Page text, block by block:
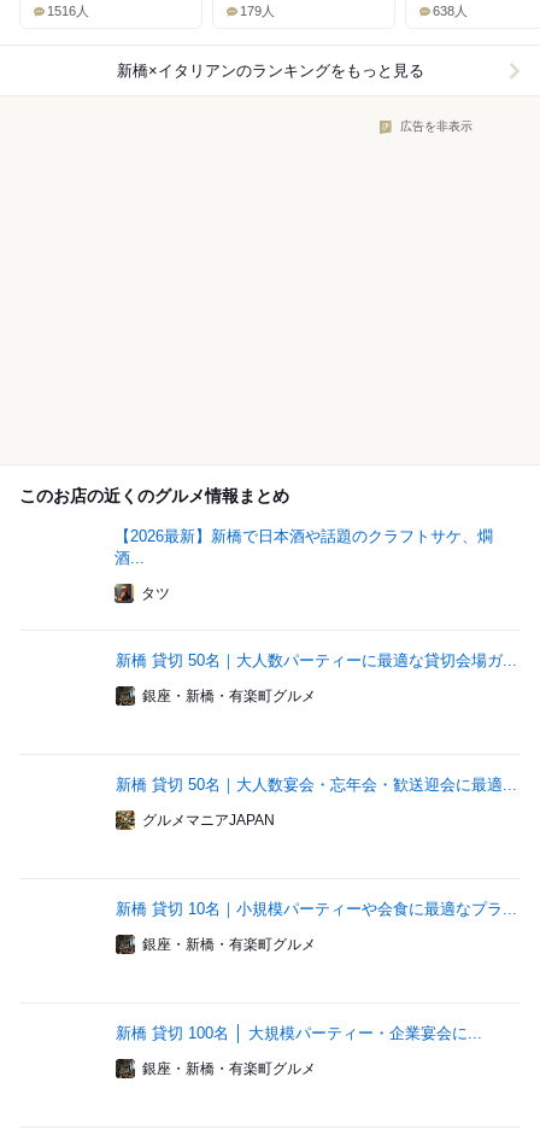
1516人 179人 638人
新橋×イタリアンのランキングをもっと見る
広告を非表示
このお店の近くのグルメ情報まとめ
【2026最新】新橋で日本酒や話題のクラフトサケ、燗
酒...
タツ
新橋 貸切 50名｜大人数パーティーに最適な貸切会場ガ...
銀座・新橋・有楽町グルメ
新橋 貸切 50名｜大人数宴会・忘年会・歓送迎会に最適...
グルメマニアJAPAN
新橋 貸切 10名｜小規模パーティーや会食に最適なプラ...
銀座・新橋・有楽町グルメ
新橋 貸切 100名 │ 大規模パーティー・企業宴会に...
銀座・新橋・有楽町グルメ